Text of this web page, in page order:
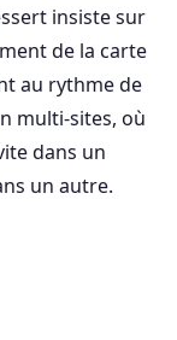
insiste sur
de la carte
au rythme de
multi-sites, où
dans un
un autre.